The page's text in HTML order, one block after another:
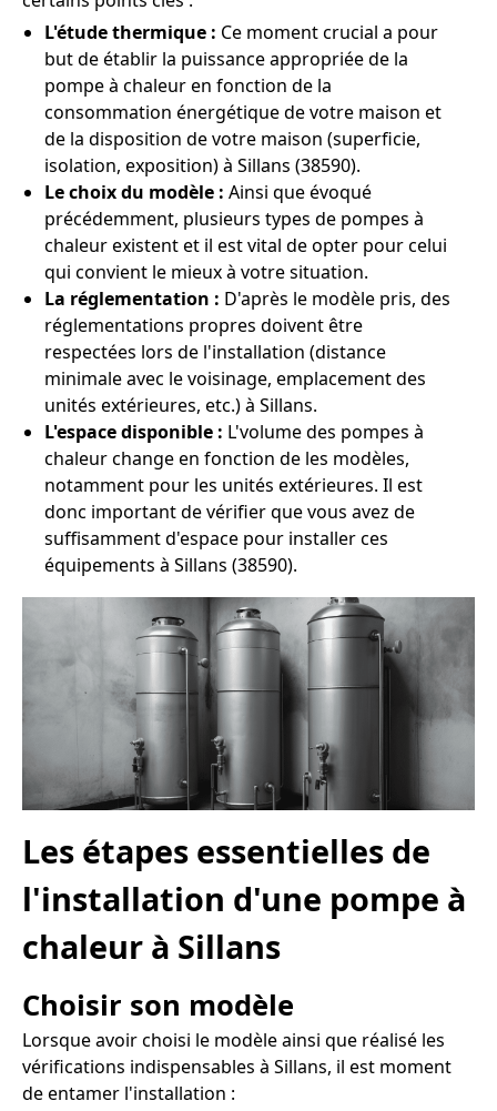
L'étude thermique : Ce moment crucial a pour
but de établir la puissance appropriée de la
pompe à chaleur en fonction de la
consommation énergétique de votre maison et
de la disposition de votre maison (superficie,
isolation, exposition) à Sillans (38590).
Le choix du modèle : Ainsi que évoqué
précédemment, plusieurs types de pompes à
chaleur existent et il est vital de opter pour celui
qui convient le mieux à votre situation.
La réglementation : D'après le modèle pris, des
réglementations propres doivent être
respectées lors de l'installation (distance
minimale avec le voisinage, emplacement des
unités extérieures, etc.) à Sillans.
L'espace disponible : L'volume des pompes à
chaleur change en fonction de les modèles,
notamment pour les unités extérieures. Il est
donc important de vérifier que vous avez de
suffisamment d'espace pour installer ces
équipements à Sillans (38590).
Les étapes essentielles de
l'installation d'une pompe à
chaleur à Sillans
Choisir son modèle
Lorsque avoir choisi le modèle ainsi que réalisé les
vérifications indispensables à Sillans, il est moment
de entamer l'installation :